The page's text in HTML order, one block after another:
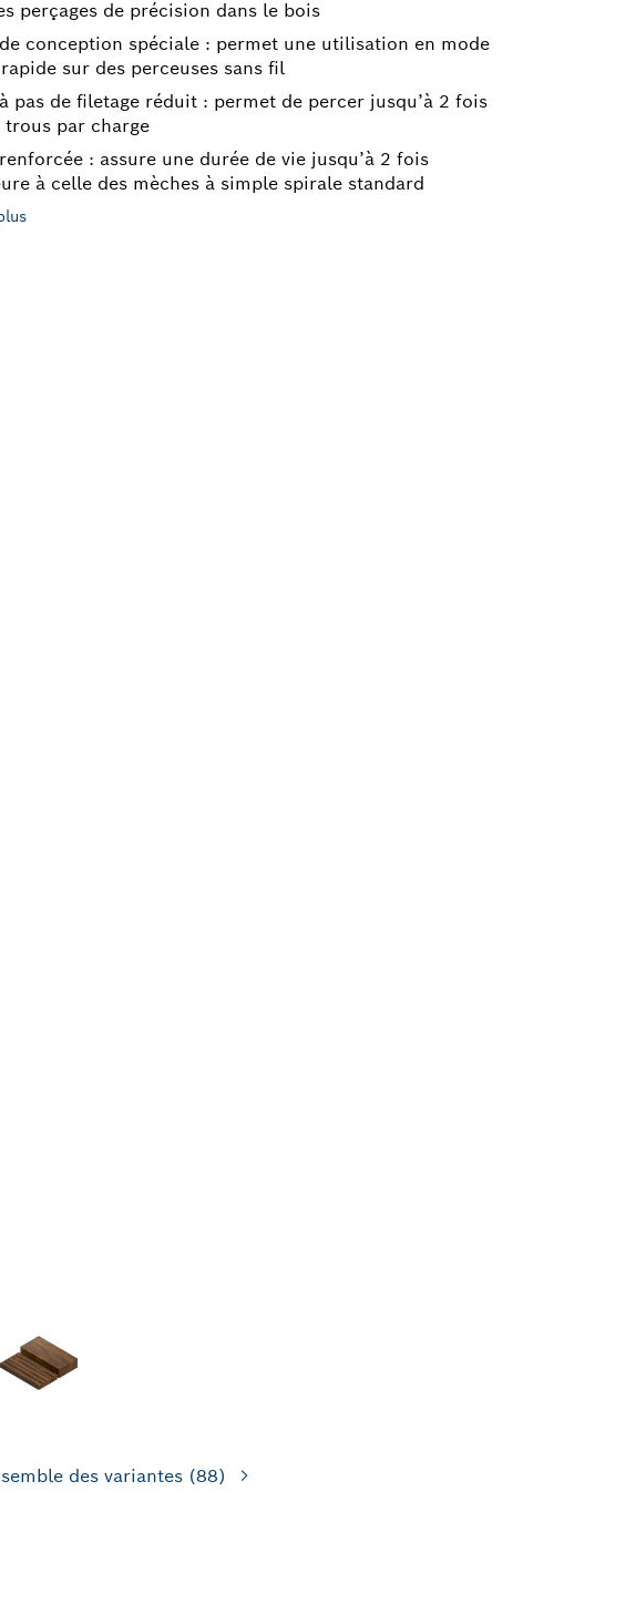
perçages de précision dans le bois
conception spéciale : permet une utilisation en mode
sur des perceuses sans fil
pas de filetage réduit : permet de percer jusqu’à 2 fois
trous par charge
: assure une durée de vie jusqu’à 2 fois
à celle des mèches à simple spirale standard
des variantes (88)